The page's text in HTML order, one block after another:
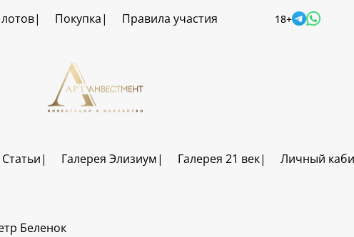
Покупка Правила участия 18+
Статьи Галерея Элизиум Галерея 21 век Личный
Беленок